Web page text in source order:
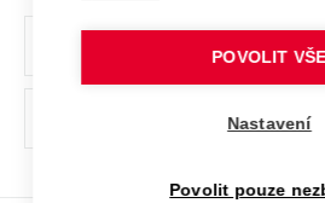
Ochrana osobních údajů
odkaz)
POVOLIT
Nastavení
Povolit pouze